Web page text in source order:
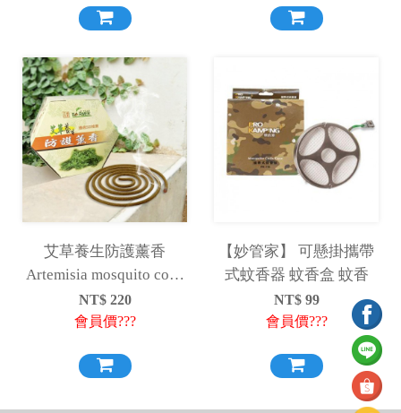
艾草養生防護薰香
Artemisia mosquito coils
蚊香
NT$ 220
會員價???
【妙管家】 可懸掛攜帶
式蚊香器 蚊香盒 蚊香
NT$ 99
會員價???